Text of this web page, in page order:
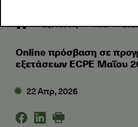
Εξετάσεις Νέα
Online πρόσβαση σε
εξετάσεων ECPE Μαΐου
22 Απρ, 2026